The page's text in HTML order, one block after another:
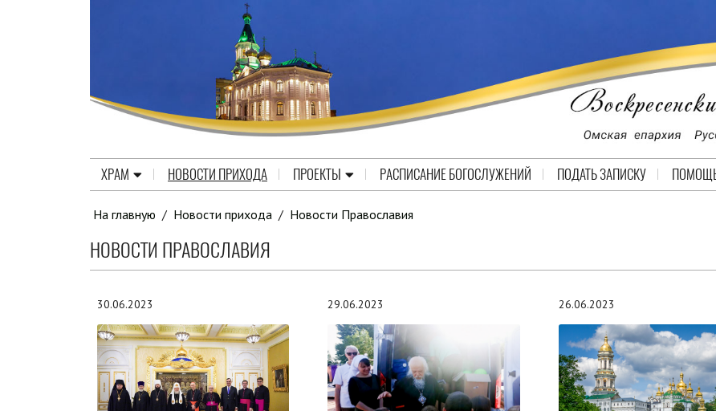
ХРАМ НОВОСТИ ПРИХОДА ПРОЕКТЫ РАСПИСАНИЕ БОГОСЛУЖЕНИЙ ПОДАТЬ ЗАПИСКУ
На главную / Новости прихода / Новости Православия
НОВОСТИ ПРАВОСЛАВИЯ
30.06.2023 29.06.2023 26.06.2023